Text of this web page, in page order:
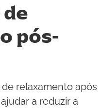
pós-
relaxamento após
a reduzir a